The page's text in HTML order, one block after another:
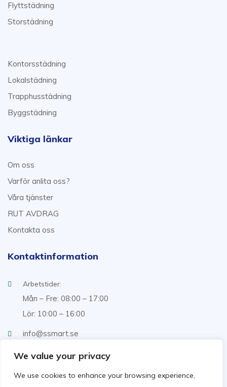
We value your privacy
We use cookies to enhance your browsing experience,
Flyttstädning
Storstädning
Kontorsstädning
Lokalstädning
Trapphusstädning
Byggstädning
Viktiga länkar
Om oss
Varför anlita oss?
Våra tjänster
RUT AVDRAG
Kontakta oss
Kontaktinformation
Arbetstider:
Mån – Fre: 08:00 – 17:00
Lör: 10:00 – 16:00
info@ssmart.se
+46707322222